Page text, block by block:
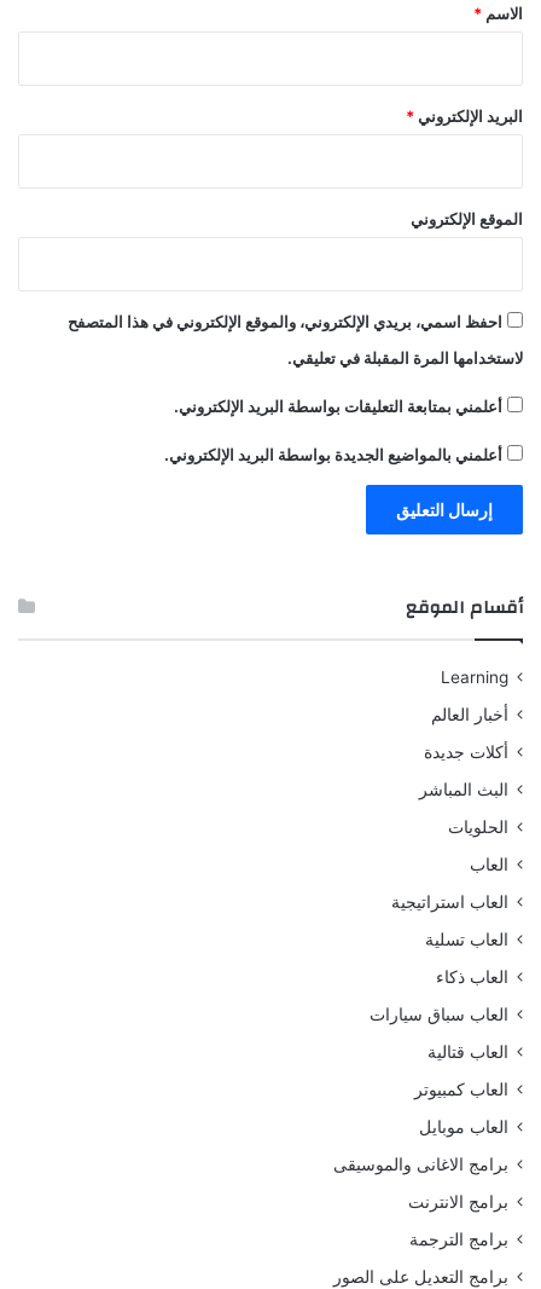
*
الاسم *
البريد الإلكتروني *
الموقع الإلكتروني
احفظ اسمي، بريدي الإلكتروني، والموقع الإلكتروني في هذا المتصفح
لاستخدامها المرة المقبلة في تعليقي.
أعلمني بمتابعة التعليقات بواسطة البريد الإلكتروني.
أعلمني بالمواضيع الجديدة بواسطة البريد الإلكتروني.
أقسام الموقع
Learning
أخبار العالم
أكلات جديدة
البث المباشر
الحلويات
العاب
العاب استراتيجية
العاب تسلية
العاب ذكاء
العاب سباق سيارات
العاب قتالية
العاب كمبيوتر
العاب موبايل
برامج الاغانى والموسيقى
برامج الانترنت
برامج الترجمة
برامج التعديل على الصور